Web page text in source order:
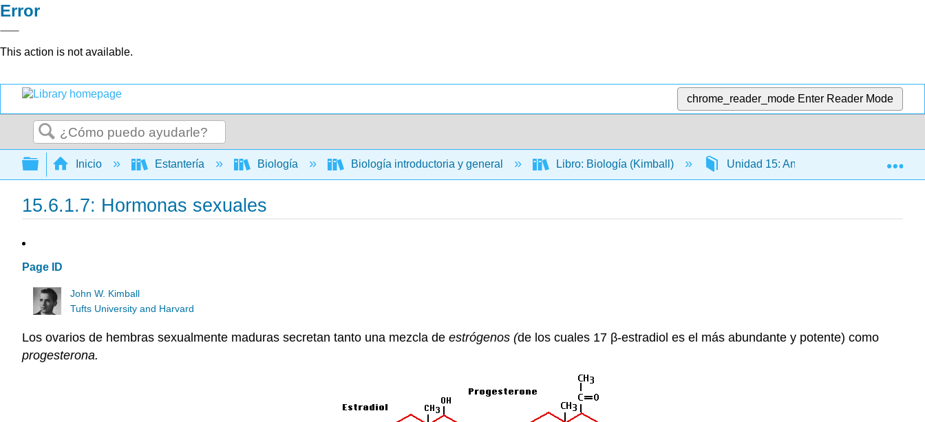
Error
This action is not available.
chrome_reader_mode Enter Reader Mode
Buscar
Expandir/contraer jerarquía global
Inicio Estantería Biología Biología introductoria y general Libro: Biología (Kimball) Unidad 15: Anatomía y Fisiología de
15.6.1.7: Hormonas sexuales
Page ID
John W. Kimball
Tufts University and Harvard
Los ovarios de hembras sexualmente maduras secretan tanto una mezcla de estrógenos (de los cuales 17 β-estradiol es el más abundante y potente) como
progesterona.